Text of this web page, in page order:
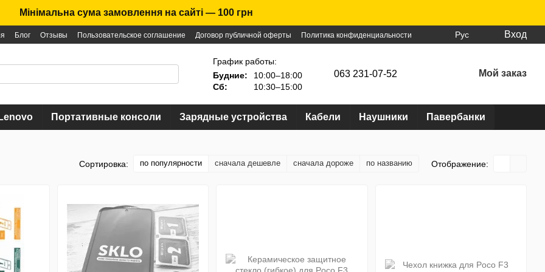
Мінімальна сума замовлення на сайті — 100 грн
Блог Отзывы Пользовательское соглашение Договор публичной оферты Политика конфиденциальности Рус Вход
График работы:
Будние:
10:00–18:00
Сб:
10:30–15:00
063 231-07-52 Мой заказ
Lenovo Портативные консоли Зарядные устройства Кабели Наушники Павербанки
Сортировка: по популярности сначала дешевле сначала дороже по названию Отображение: